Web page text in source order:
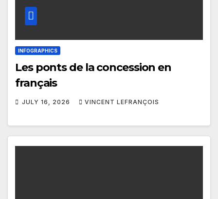
INFOGRAPHICS
Les ponts de la concession en
français
JULY 16, 2026 VINCENT LEFRANÇOIS